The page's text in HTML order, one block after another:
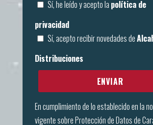
Sí, he leído y acepto la política de
privacidad
Sí, acepto recibir novedades de
Distribuciones
En cumplimiento de lo establecido en la
vigente sobre Protección de Datos de